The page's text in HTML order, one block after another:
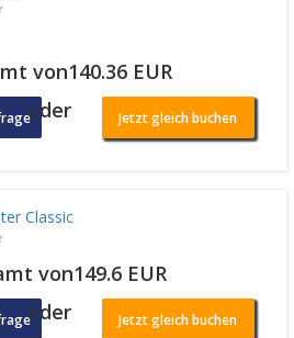
von140.36 EUR
oder Jetzt gleich buchen
Classic
von149.6 EUR
oder Jetzt gleich buchen